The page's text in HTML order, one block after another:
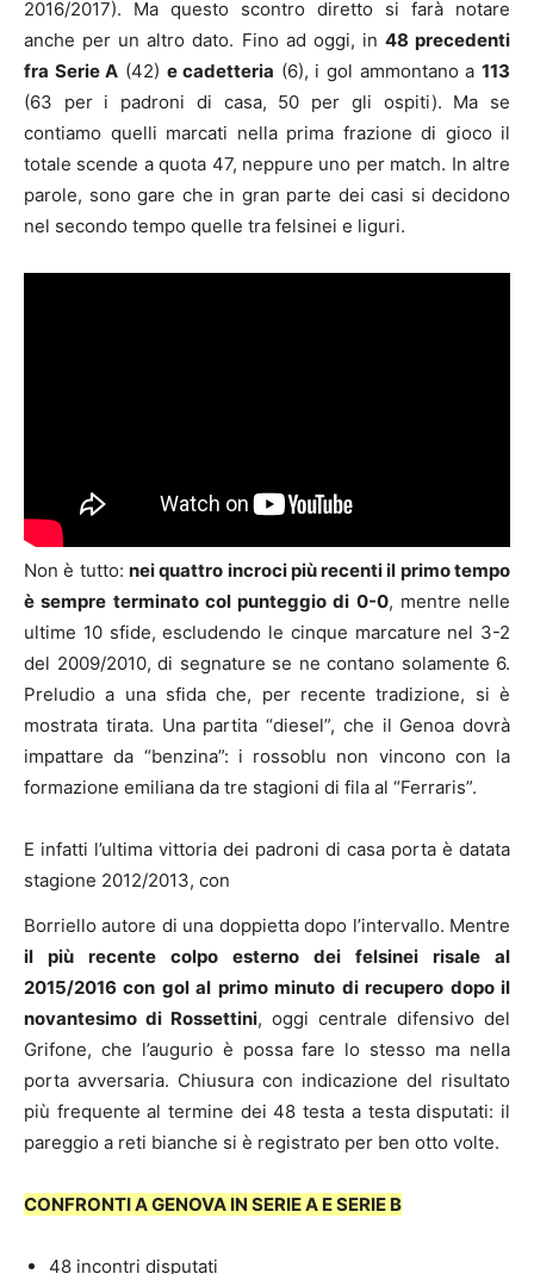
2016/2017). Ma questo scontro diretto si farà notare
anche per un altro dato. Fino ad oggi, in 48 precedenti
fra Serie A (42) e cadetteria (6), i gol ammontano a113
(63 per i padroni di casa, 50 per gli ospiti). Ma se
contiamo quelli marcati nella prima frazione di gioco il
totale scende a quota 47, neppure uno per match. In altre
parole, sono gare che in gran parte dei casi si decidono
nel secondo tempo quelle tra felsinei e liguri.
Non è tutto: nei quattro incroci più recenti il primo tempo
è sempre terminato col punteggio di 0-0, mentre nelle
ultime 10 sfide, escludendo le cinque marcature nel 3-2
del 2009/2010, di segnature se ne contano solamente 6.
Preludio a una sfida che, per recente tradizione, si è
mostrata tirata. Una partita “diesel”, che il Genoa dovrà
impattare da “benzina”: i rossoblu non vincono con la
formazione emiliana da tre stagioni di fila al “Ferraris”.
E infatti l’ultima vittoria dei padroni di casa porta è datata
stagione 2012/2013, con
Borriello autore di una doppietta dopo l’intervallo. Mentre
il più recente colpo esterno dei felsinei risale al
2015/2016 con gol al primo minuto di recupero dopo il
novantesimo di Rossettini, oggi centrale difensivo del
Grifone, che l’augurio è possa fare lo stesso ma nella
porta avversaria. Chiusura con indicazione del risultato
più frequente al termine dei 48 testa a testa disputati: il
pareggio a reti bianche si è registrato per ben otto volte.
CONFRONTI A GENOVA IN SERIE A E SERIE B
48 incontri disputati